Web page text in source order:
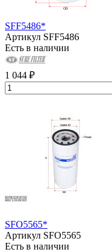
SFF5486*
Артикул SFF5486
Есть в наличии
1 044 ₽
SFO5565*
Артикул SFO5565
Есть в наличии